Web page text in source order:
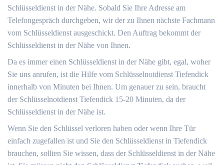
Schlüsseldienst in der Nähe. Sobald Sie Ihre Adresse am
Telefongespräch durchgeben, wir der zu Ihnen nächste Fachmann
vom Schlüsseldienst ausgeschickt. Den Auftrag bekommt der
Schlüsseldienst in der Nähe von Ihnen.
Da es immer einen Schlüsseldienst in der Nähe gibt, egal, woher
Sie uns anrufen, ist die Hilfe vom Schlüsselnotdienst Tiefendick
innerhalb von Minuten bei Ihnen. Um genauer zu sein, braucht
der Schlüsselnotdienst Tiefendick 15-20 Minuten, da der
Schlüsseldienst in der Nähe ist.
Wenn Sie den Schlüssel verloren haben oder wenn Ihre Tür
einfach zugefallen ist und Sie den Schlüsseldienst in Tiefendick
brauchen, sollten Sie wissen, dass der Schlüsseldienst in der Nähe